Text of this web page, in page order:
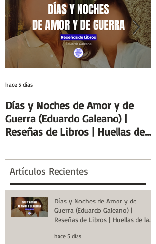
Días y Noches de Amor y de
Guerra (Eduardo Galeano) |
Reseñas de Libros | Huellas de
hace 5 días
Artículos Recientes
Días y Noches de Amor y de
Guerra (Eduardo Galeano) |
Reseñas de Libros | Huellas de la
hace 5 días